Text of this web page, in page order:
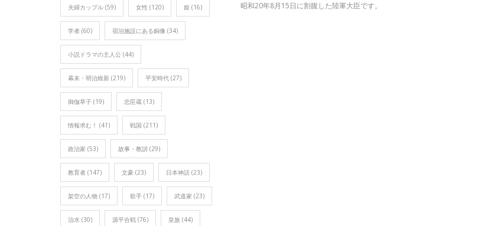
昭和20年8月15日に割腹した陸軍大臣です。
夫婦カップル (59) 女性 (120) 姫 (16)
学者 (60) 宿泊施設にある銅像 (34)
小説ドラマの主人公 (44)
幕末・明治維新 (219) 平安時代 (27)
御伽草子 (19) 忠臣蔵 (13)
情報求む！ (41) 戦国 (211)
政治家 (53) 故事・教訓 (29)
教育者 (147) 文豪 (23) 日本神話 (23)
架空の人物 (17) 歌手 (17) 武道家 (23)
治水 (30) 源平合戦 (76) 皇族 (44)